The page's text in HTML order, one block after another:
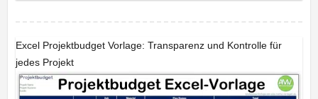
Excel Projektbudget Vorlage: Transparenz und Kontrolle für
jedes Projekt